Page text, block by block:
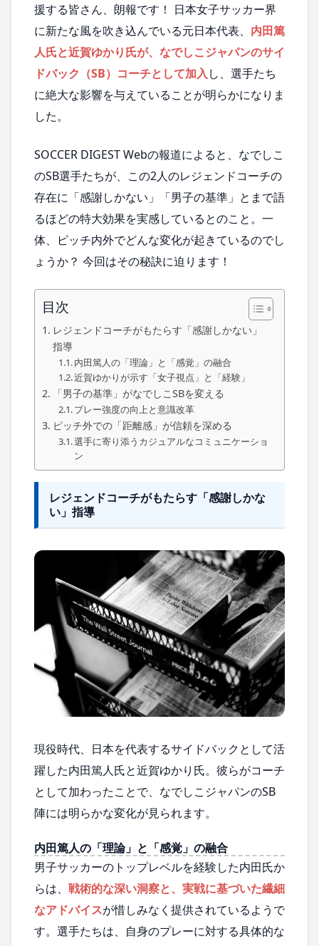
援する皆さん、朗報です！ 日本女子サッカー界
に新たな風を吹き込んでいる元日本代表、 内田篤
人氏と近賀ゆかり氏が、なでしこジャパンのサイ
ドバック（SB）コーチとして加入し、選手たち
に絶大な影響を与えていることが明らかになりま
した。
SOCCER DIGEST Webの報道によると、なでしこ
のSB選手たちが、この2人のレジェンドコーチの
存在に「感謝しかない」「男子の基準」とまで語
るほどの特大効果を実感しているとのこと。一
体、ピッチ内外でどんな変化が起きているのでし
ょうか？ 今回はその秘訣に迫ります！
目次
レジェンドコーチがもたらす「感謝しかない」
指導
内田篤人の「理論」と「感覚」の融合
近賀ゆかりが示す「女子視点」と「経験」
「男子の基準」がなでしこSBを変える
プレー強度の向上と意識改革
ピッチ外での「距離感」が信頼を深める
選手に寄り添うカジュアルなコミュニケーショ
ン
レジェンドコーチがもたらす「感謝しかな
い」指導
現役時代、日本を代表するサイドバックとして活
躍した内田篤人氏と近賀ゆかり氏。彼らがコーチ
として加わったことで、なでしこジャパンのSB
陣には明らかな変化が見られます。
内田篤人の「理論」と「感覚」の融合
男子サッカーのトップレベルを経験した内田氏か
らは、 戦術的な深い洞察と、実戦に基づいた繊細
なアドバイスが惜しみなく提供されているようで
す。選手たちは、自身のプレーに対する具体的な